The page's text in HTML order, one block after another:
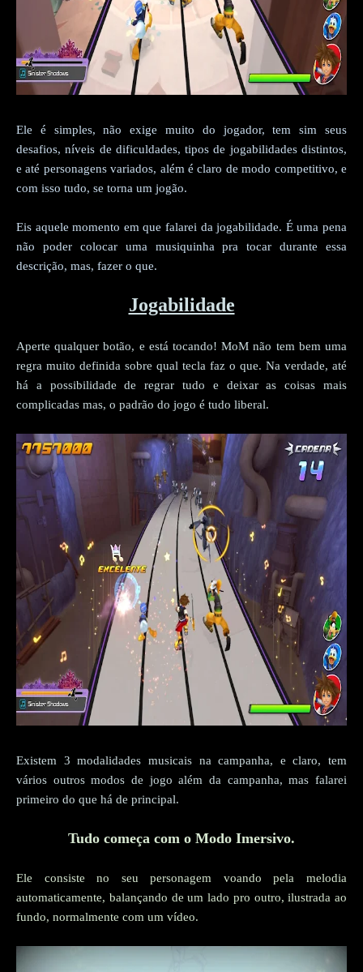
Ele é simples, não exige muito do jogador, tem sim seus
desafios, níveis de dificuldades, tipos de jogabilidades distintos,
e até personagens variados, além é claro de modo competitivo, e
com isso tudo, se torna um jogão.
Eis aquele momento em que falarei da jogabilidade. É uma pena
não poder colocar uma musiquinha pra tocar durante essa
descrição, mas, fazer o que.
Jogabilidade
Aperte qualquer botão, e está tocando! MoM não tem bem uma
regra muito definida sobre qual tecla faz o que. Na verdade, até
há a possibilidade de regrar tudo e deixar as coisas mais
complicadas mas, o padrão do jogo é tudo liberal.
Existem 3 modalidades musicais na campanha, e claro, tem
vários outros modos de jogo além da campanha, mas falarei
primeiro do que há de principal.
Tudo começa com o Modo Imersivo.
Ele consiste no seu personagem voando pela melodia
automaticamente, balançando de um lado pro outro, ilustrada ao
fundo, normalmente com um vídeo.